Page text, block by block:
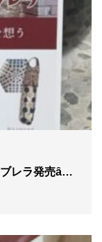
g
a
t
o
レラ発売ȃ…